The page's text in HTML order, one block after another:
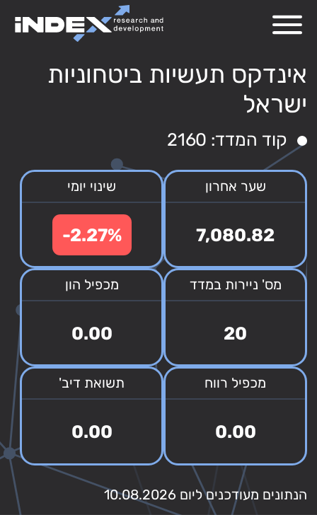
אינדקס תעשיות ביטחוניות
ישראל
קוד המדד: 2160
שער אחרון
7,080.82
שינוי יומי
-2.27%
מס' ניירות במדד
20
מכפיל הון
0.00
מכפיל רווח
0.00
תשואת דיב'
0.00
הנתונים מעודכנים ליום 10.08.2026